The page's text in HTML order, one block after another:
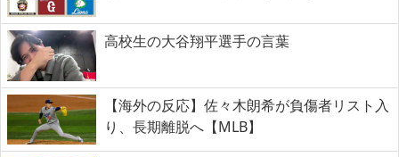
高校生の大谷翔平選手の言葉
【海外の反応】佐々木朗希が負傷者リスト入
り、長期離脱へ【MLB】